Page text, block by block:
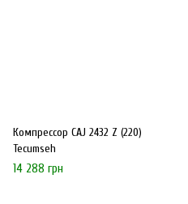
Компрессор CAJ 2432 Z (220)
Tecumseh
14 288 грн